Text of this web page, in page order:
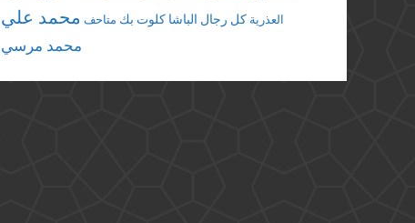
العذرية كل رجال الباشا كلوت بك متاحف محمد علي
محمد مرسي